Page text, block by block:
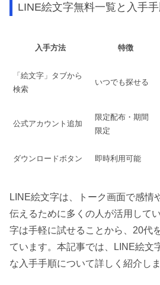
LINE絵文字無料一覧と入手
入手方法 特徴
「絵文字」タブから
検索
いつでも探せる
公式アカウント追加
限定配布・期間
限定
ダウンロードボタン 即時利用可能
LINE絵文字は、トーク画面で感情
伝えるために多くの人が活用して
字は手軽に試せることから、20代
ています。本記事では、LINE絵文
な入手手順について詳しく紹介しま